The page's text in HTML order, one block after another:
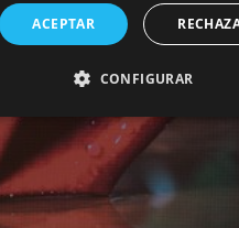
ACEPTAR
CONFIGURAR